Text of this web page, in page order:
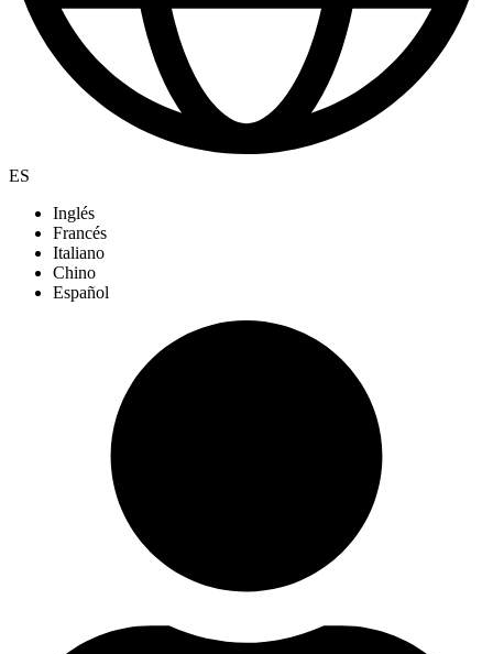
ES
Inglés
Francés
Italiano
Chino
Español